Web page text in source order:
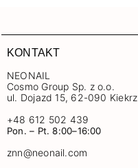
KONTAKT
NEONAIL
Cosmo Group Sp. z o.o.
ul. Dojazd 15, 62-090 Kiekrz
+48 612 502 439
Pon. – Pt. 8:00–16:00
znn@neonail.com